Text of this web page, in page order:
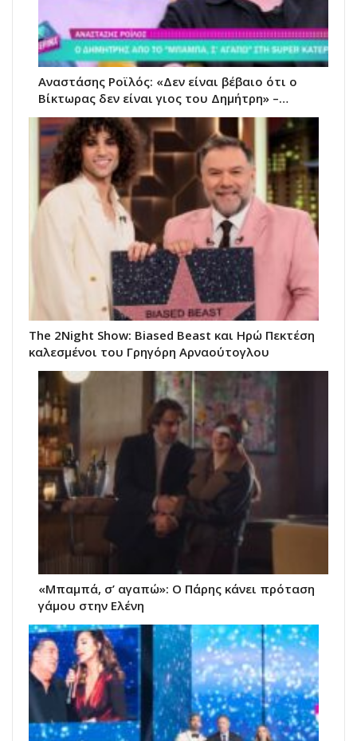
Αναστάσης Ροϊλός: «Δεν είναι βέβαιο ότι ο
Βίκτωρας δεν είναι γιος του Δημήτρη» –…
The 2Night Show: Biased Beast και Ηρώ Πεκτέση
καλεσμένοι του Γρηγόρη Αρναούτογλου
«Μπαμπά, σ’ αγαπώ»: Ο Πάρης κάνει πρόταση
γάμου στην Ελένη